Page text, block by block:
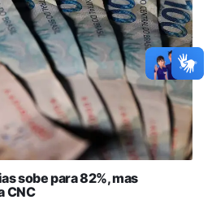
sobe para 82%, mas
CNC